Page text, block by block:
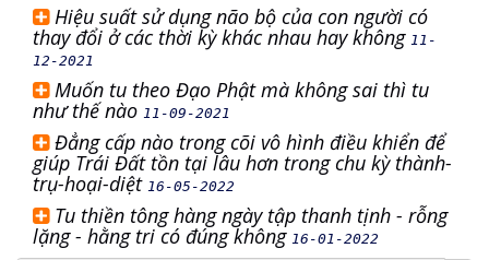
Hiệu suất sử dụng não bộ của con người có
thay đổi ở các thời kỳ khác nhau hay không 11-
12-2021
Muốn tu theo Đạo Phật mà không sai thì tu
như thế nào 11-09-2021
Đẳng cấp nào trong cõi vô hình điều khiển để
giúp Trái Đất tồn tại lâu hơn trong chu kỳ thành-
trụ-hoại-diệt 16-05-2022
Tu thiền tông hàng ngày tập thanh tịnh - rỗng
lặng - hằng tri có đúng không 16-01-2022